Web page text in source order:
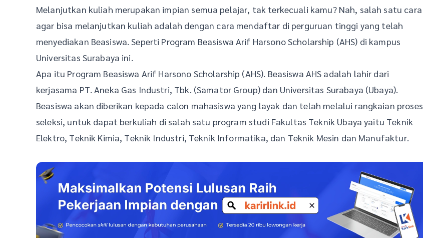
Melanjutkan kuliah merupakan impian semua pelajar, tak terkecuali kamu? Nah, salah satu cara
agar bisa melanjutkan kuliah adalah dengan cara mendaftar di perguruan tinggi yang telah
menyediakan Beasiswa. Seperti Program Beasiswa Arif Harsono Scholarship (AHS) di kampus
Universitas Surabaya ini.
Apa itu Program Beasiswa Arif Harsono Scholarship (AHS). Beasiswa AHS adalah lahir dari
kerjasama PT. Aneka Gas Industri, Tbk. (Samator Group) dan Universitas Surabaya (Ubaya).
Beasiswa akan diberikan kepada calon mahasiswa yang layak dan telah melalui rangkaian proses
seleksi, untuk dapat berkuliah di salah satu program studi Fakultas Teknik Ubaya yaitu Teknik
Elektro, Teknik Kimia, Teknik Industri, Teknik Informatika, dan Teknik Mesin dan Manufaktur.